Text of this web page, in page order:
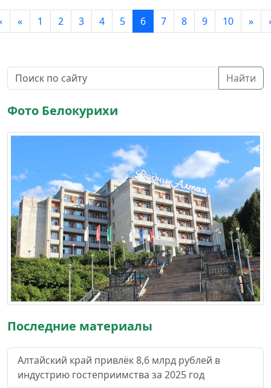
« 1 2 3 4 5 6 7 8 9 10 »
Найти
Фото Белокурихи
Последние материалы
Алтайский край привлёк 8,6 млрд рублей в
индустрию гостеприимства за 2025 год